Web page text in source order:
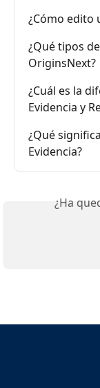
¿Cómo edito
¿Qué tipos
OriginsNext?
¿Cuál es la
Evidencia y
¿Qué
Evidencia?
¿Ha